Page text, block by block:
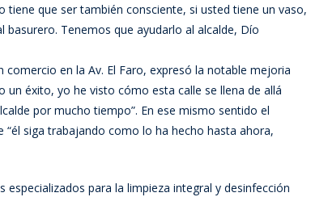
tiene que ser también consciente, si usted tiene un vaso,
Tenemos que ayudarlo al alcalde, Dío
en la Av. El Faro, expresó la notable mejoria
un éxito, yo he visto cómo esta calle se llena de allá
por mucho tiempo”. En ese mismo sentido el
siga trabajando como lo ha hecho hasta ahora,
para la limpieza integral y desinfección